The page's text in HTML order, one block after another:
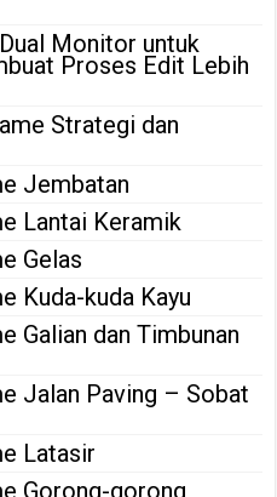
Monitor untuk
Proses Edit Lebih
Strategi dan
Jembatan
Lantai Keramik
Gelas
Kuda-kuda Kayu
Galian dan Timbunan
Jalan Paving – Sobat
Latasir
Gorong-gorong